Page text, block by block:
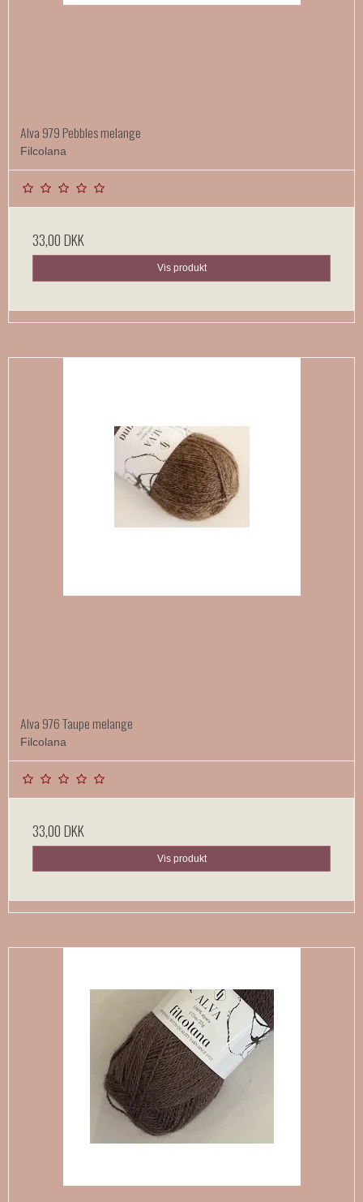
Alva 979 Pebbles melange
Filcolana
33,00 DKK
Vis produkt
Alva 976 Taupe melange
Filcolana
33,00 DKK
Vis produkt